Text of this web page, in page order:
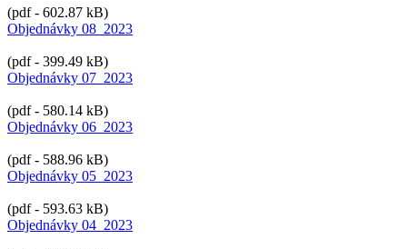
(pdf - 602.87 kB)
Objednávky 08_2023
(pdf - 399.49 kB)
Objednávky 07_2023
(pdf - 580.14 kB)
Objednávky 06_2023
(pdf - 588.96 kB)
Objednávky 05_2023
(pdf - 593.63 kB)
Objednávky 04_2023